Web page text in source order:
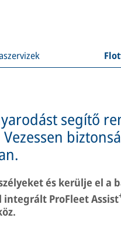
segítő
és kerülje el a
ProFleet Assist